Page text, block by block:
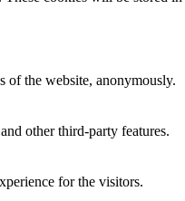
of the website, anonymously.
other third-party features.
for the visitors.